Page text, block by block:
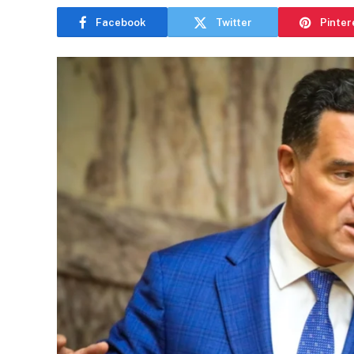
Facebook Twitter